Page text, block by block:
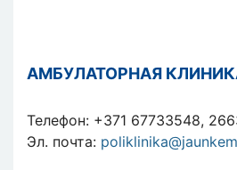
АМБУЛАТОРНАЯ
Телефон: +371 67733548,
Эл. почта: